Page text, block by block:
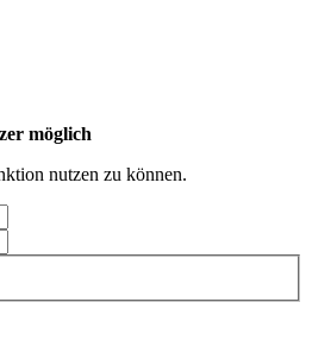
möglich
nutzen zu können.